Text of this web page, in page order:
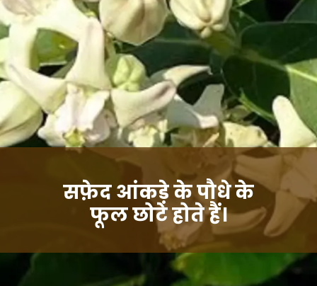
सफ़ेद आंकड़े के पौधे के
फूल छोटे होते हैं।